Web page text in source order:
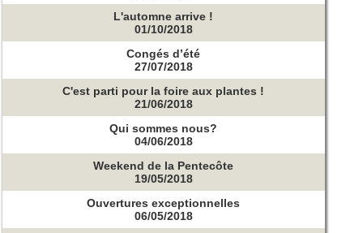
L'automne arrive !
01/10/2018
Congés d’été
27/07/2018
C'est parti pour la foire aux plantes !
21/06/2018
Qui sommes nous?
04/06/2018
Weekend de la Pentecôte
19/05/2018
Ouvertures exceptionnelles
06/05/2018